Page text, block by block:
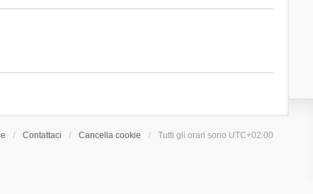
o
Contattaci Cancella cookie Tutti gli orari sono UTC+02:00